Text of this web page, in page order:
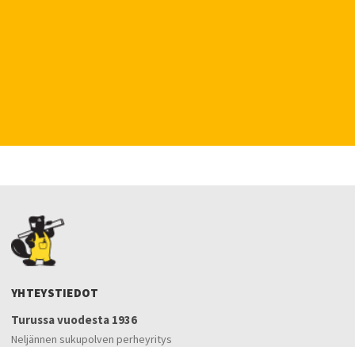
YHTEYSTIEDOT
Turussa vuodesta 1936
Neljännen sukupolven perheyritys